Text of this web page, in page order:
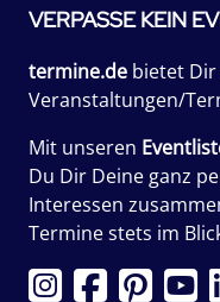
VERPASSE KEIN
termine.de bietet
Veranstaltungen/
Mit unseren
Du Dir Deine ganz
Interessen
Termine stets im